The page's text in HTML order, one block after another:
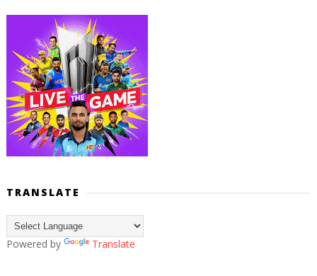
TRANSLATE
Powered by Translate